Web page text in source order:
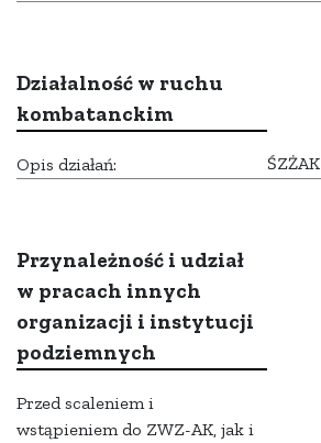
Działalność w ruchu
kombatanckim
Opis działań: ŚZŻAK
Przynależność i udział
w pracach innych
organizacji i instytucji
podziemnych
Przed scaleniem i
wstąpieniem do ZWZ-AK, jak i